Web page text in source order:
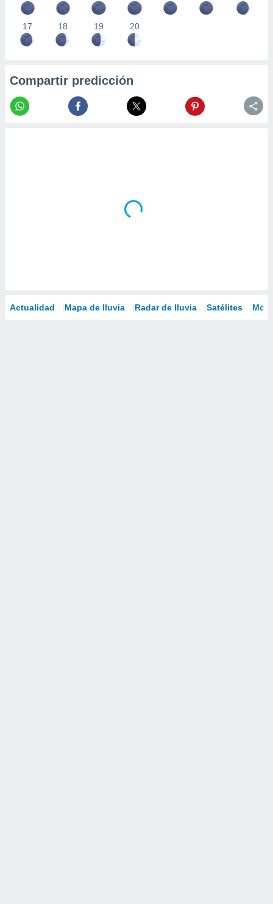
17 18 19 20
Compartir predicción
Actualidad Mapa de lluvia Radar de lluvia Satélites